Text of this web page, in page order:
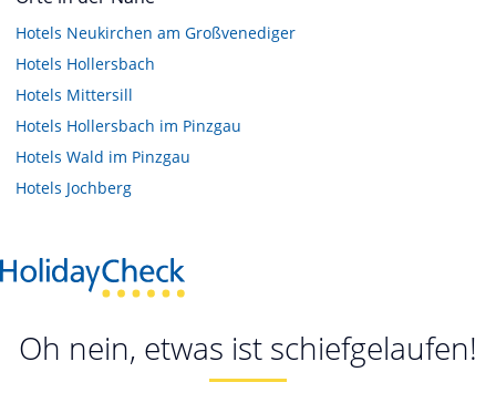
Hotels Neukirchen am Großvenediger
Hotels Hollersbach
Hotels Mittersill
Hotels Hollersbach im Pinzgau
Hotels Wald im Pinzgau
Hotels Jochberg
Oh nein, etwas ist schiefgelaufen!